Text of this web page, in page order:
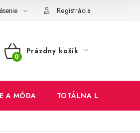
údajov Reklamačný poriadok
Registrácia
NÁKUPNÝ
Prázdny košík
A MÓDA TOTÁLNA LIKVIDÁCIA